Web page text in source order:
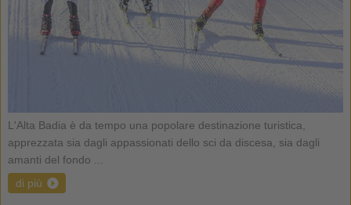
L'Alta Badia è da tempo una popolare destinazione turistica,
apprezzata sia dagli appassionati dello sci da discesa, sia dagli
amanti del fondo ...
di più